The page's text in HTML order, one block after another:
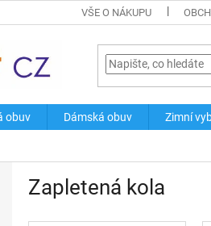
VŠE O NÁKUPU
obuv Dámská obuv Zimní
Zapletená kola